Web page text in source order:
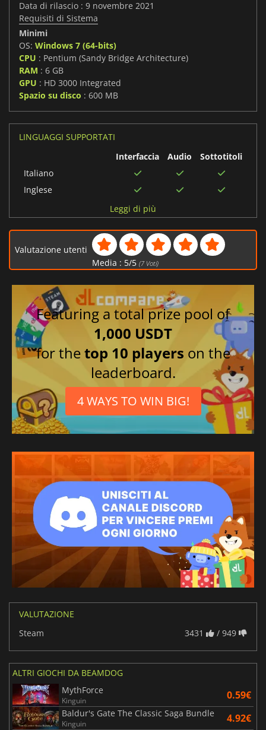
Data di rilascio : 9 novembre 2021
Requisiti di Sistema
Minimi
OS: Windows 7 (64-bits)
CPU : Pentium (Sandy Bridge Architecture)
RAM : 6 GB
GPU : HD 3000 Integrated
Spazio su disco : 600 MB
LINGUAGGI SUPPORTATI
Interfaccia
Audio
Sottotitoli
Italiano
Inglese
Francese
Portoghese
brasiliano
Polacco
Leggi di più
Valutazione utenti
Media : 5/5 (7Voti)
Featuring a total prize pool of
1,000 USDT
for thetop 10 players on the
leaderboard.
4 WAYS TO WIN BIG!
VALUTAZIONE
Steam
3431 / 949
ALTRI GIOCHI DA BEAMDOG
MythForce
Kinguin 0.59€
Baldur's Gate The Classic Saga Bundle
Kinguin 4.92€